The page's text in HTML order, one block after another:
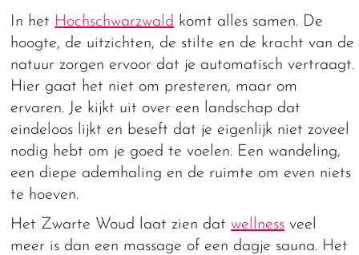
In het Hochschwarzwald komt alles samen. De
hoogte, de uitzichten, de stilte en de kracht van de
natuur zorgen ervoor dat je automatisch vertraagt.
Hier gaat het niet om presteren, maar om
ervaren. Je kijkt uit over een landschap dat
eindeloos lijkt en beseft dat je eigenlijk niet zoveel
nodig hebt om je goed te voelen. Een wandeling,
een diepe ademhaling en de ruimte om even niets
te hoeven.
Het Zwarte Woud laat zien datwellness veel
meer is dan een massage of een dagje sauna. Het